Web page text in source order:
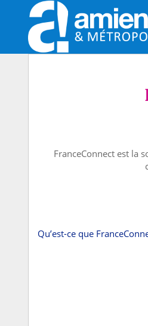
FranceConnect est la
Qu’est-ce que